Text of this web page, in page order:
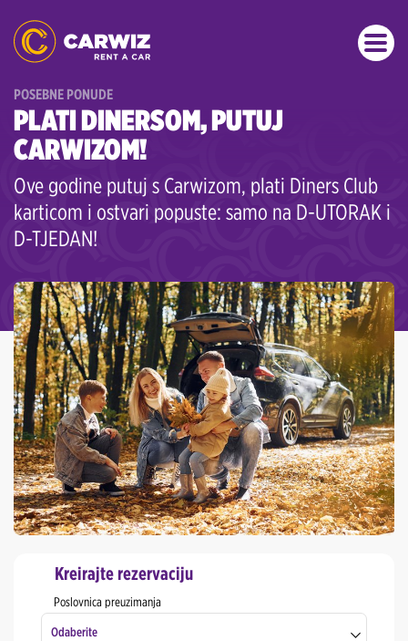
POSEBNE PONUDE
PLATI DINERSOM, PUTUJ
CARWIZOM!
Ove godine putuj s Carwizom, plati Diners Club
karticom i ostvari popuste: samo na D-UTORAK i
D-TJEDAN!
Kreirajte rezervaciju
Poslovnica preuzimanja
Odaberite